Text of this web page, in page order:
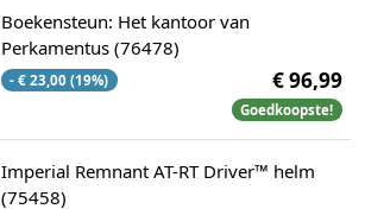
Boekensteun: Het kantoor van
Perkamentus (76478)
- € 23,00 (19%) € 96,99
Goedkoopste!
Imperial Remnant AT-RT Driver™ helm
(75458)